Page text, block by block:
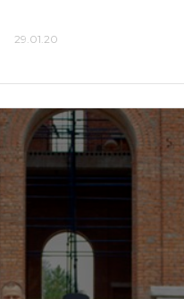
29.01.20